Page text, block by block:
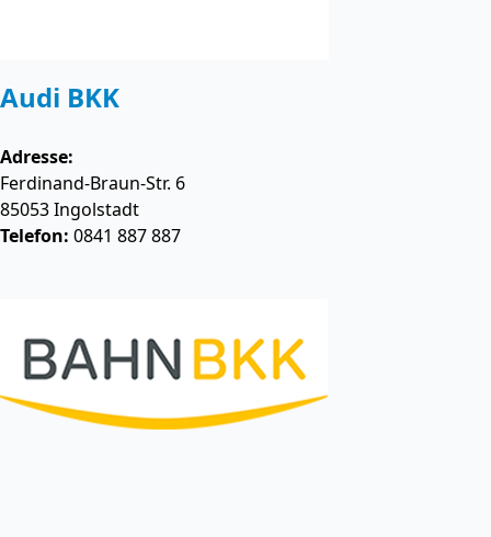
Audi BKK
Adresse:
Ferdinand-Braun-Str. 6
85053Ingolstadt
Telefon: 0841 887 887